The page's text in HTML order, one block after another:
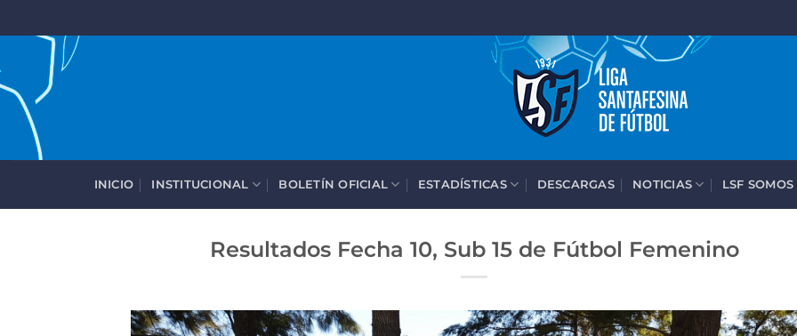
contenido
INICIO INSTITUCIONAL BOLETÍN OFICIAL ESTADÍSTICAS DESCARGAS NOTICIAS LSF
Resultados Fecha 10, Sub 15 de Fútbol Femenino